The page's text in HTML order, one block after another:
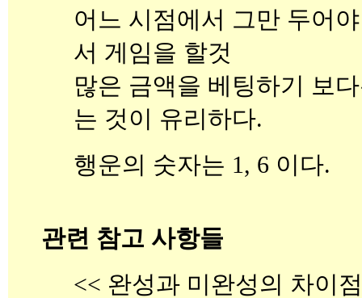
어느 시점에서 그만 두어
서 게임을 할것
많은 금액을 베팅하기 보
는 것이 유리하다.
행운의 숫자는 1, 6 이다.
관련 참고 사항들
<< 완성과 미완성의 차이